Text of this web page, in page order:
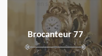
Brocanteur 77
en savoir plus